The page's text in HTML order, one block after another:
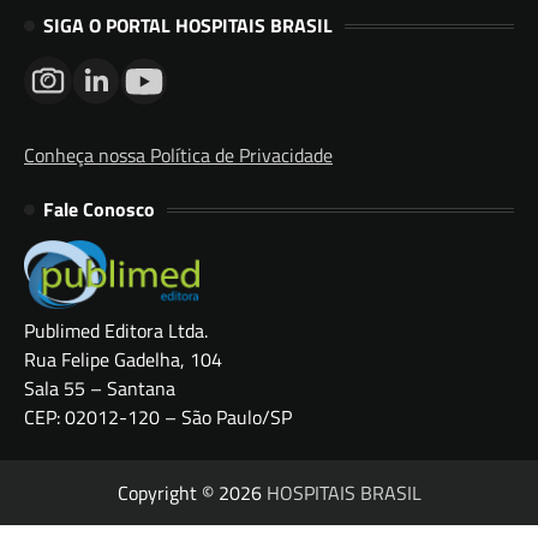
SIGA O PORTAL HOSPITAIS BRASIL
Conheça nossa Política de Privacidade
Fale Conosco
Publimed Editora Ltda.
Rua Felipe Gadelha, 104
Sala 55 – Santana
CEP: 02012-120 – São Paulo/SP
Copyright © 2026 HOSPITAIS BRASIL